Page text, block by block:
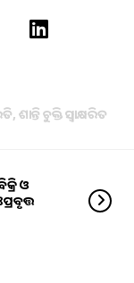
ଚୁକ୍ତି ସ୍ବାକ୍ଷରିତ
ଓ